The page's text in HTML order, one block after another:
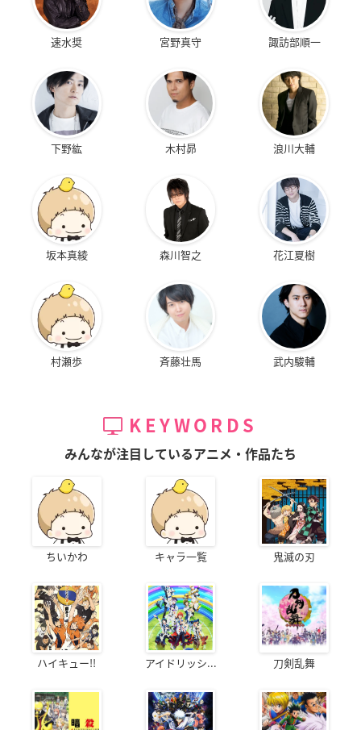
速水奨 宮野真守 諏訪部順一
下野紘 木村昴 浪川大輔
坂本真綾 森川智之 花江夏樹
村瀬歩 斉藤壮馬 武内駿輔
KEYWORDS
みんなが注目しているアニメ・作品たち
ちいかわ キャラ一覧 鬼滅の刃
ハイキュー!! アイドリッシ... 刀剣乱舞